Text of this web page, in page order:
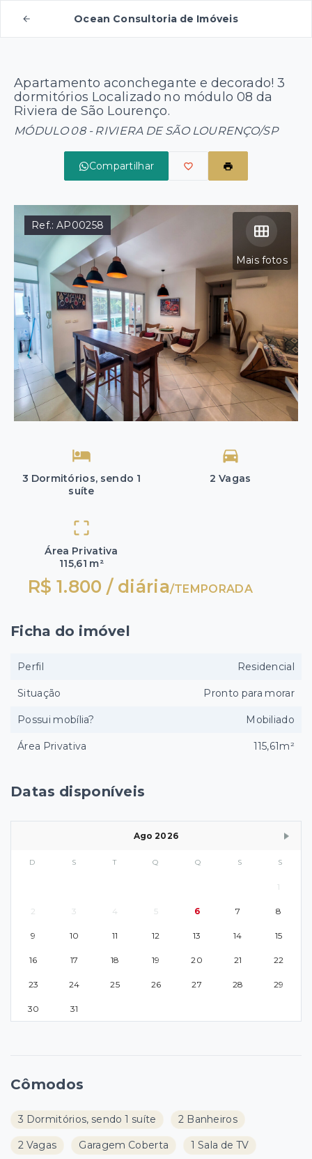
Ocean Consultoria de Imóveis
Apartamento aconchegante e decorado! 3
dormitórios Localizado no módulo 08 da
Riviera de São Lourenço.
MÓDULO 08 - RIVIERA DE SÃO LOURENÇO/SP
Compartilhar
Mais fotos
Ref.:AP00258
3 Dormitórios, sendo 1
suíte
2 Vagas
Área Privativa
115,61 m²
R$ 1.800 / diária/TEMPORADA
Datas disponíveis
Ago 2026
D S T Q Q S S
1
2 3 4 5 6 7 8
9 10 11 12 13 14 15
16 17 18 19 20 21 22
23 24 25 26 27 28 29
30 31
Cômodos
3 Dormitórios, sendo 1 suíte 2 Banheiros
2 Vagas Garagem Coberta 1 Sala de TV
Ficha do imóvel
Perfil Residencial
Situação Pronto para morar
Possui mobília? Mobiliado
Área Privativa 115,61m²